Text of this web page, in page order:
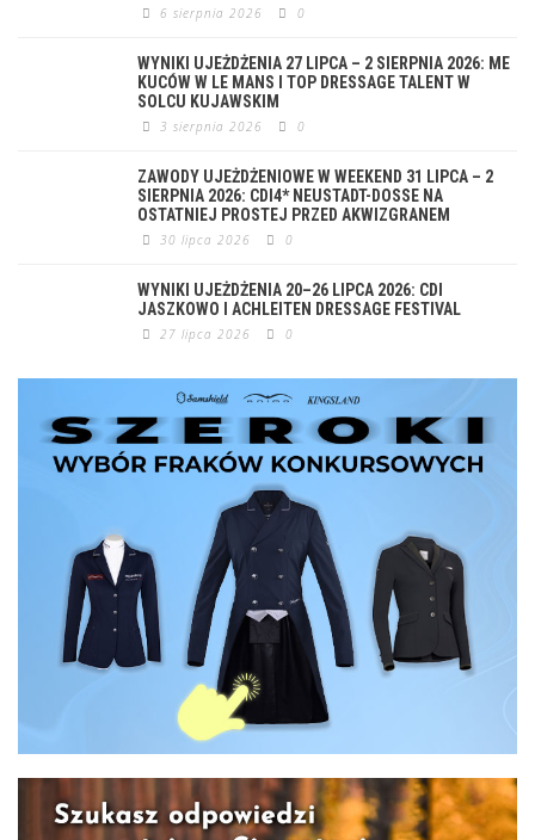
6 sierpnia 2026 0
WYNIKI UJEŻDŻENIA 27 LIPCA – 2 SIERPNIA 2026: ME
KUCÓW W LE MANS I TOP DRESSAGE TALENT W
SOLCU KUJAWSKIM
3 sierpnia 2026 0
ZAWODY UJEŻDŻENIOWE W WEEKEND 31 LIPCA – 2
SIERPNIA 2026: CDI4* NEUSTADT-DOSSE NA
OSTATNIEJ PROSTEJ PRZED AKWIZGRANEM
30 lipca 2026 0
WYNIKI UJEŻDŻENIA 20–26 LIPCA 2026: CDI
JASZKOWO I ACHLEITEN DRESSAGE FESTIVAL
27 lipca 2026 0